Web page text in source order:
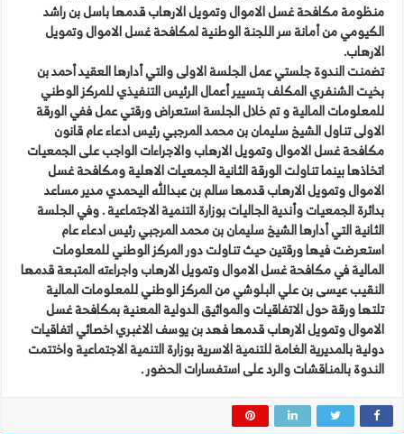
منظومة مكافحة غسل الاموال وتمويل الارهاب قدمها باسل بن راشد
الكيومي من أمانة سر اللجنة الوطنية لمكافحة غسل الاموال وتمويل
الارهاب.
تضمنت الندوة جلستي عمل الجلسة الاولى والتي أدارها العقيد أحمد بن
بخيت الشنفري المكلف بتسيير أعمال الرئيس التنفيذي للمركز الوطني
للمعلومات المالية و تم خلال الجلسة استعراض ورقتي عمل ففي الورقة
الاولى تناول الشيخ سليمان بن محمد المرجبي رئيس ادعاء عام قانون
مكافحة غسل الاموال وتمويل الارهاب والاجراءات الواجب على الجمعيات
اتخاذها بينما تناولت الورقة الثانية الجمعيات الاهلية ومكافحة غسل
الاموال وتمويل الارهاب قدمها سالم بن عبدالله اليحمدي مدير مساعد
بدائرة الجمعيات وأندية الجاليات بوزارة التنمية الاجتماعية . وفي الجلسة
الثانية التي أدارها الشيخ سليمان بن محمد المرجبي رئيس ادعاء عام
استعرضت فيها ورقتين حيث تناولت دور المركز الوطني للمعلومات
المالية في مكافحة غسل الاموال وتمويل الارهاب واجراءته المتبعة قدمها
النقيب عيسى بن علي البلوشي من المركز الوطني للمعلومات المالية
تلتها ورقة حول الاتفاقيات والمواثيق الدولية المعنية بمكافحة غسل
الاموال وتمويل الارهاب قدمها فهد بن يوسف الاغبري اخصائي اتفاقيات
دولية بالمديرية الغامة للتنمية الاسرية بوزارة التنمية الاجتماعية واختتمت
الندوة بالمناقشات والرد على استفسارات الحضور .